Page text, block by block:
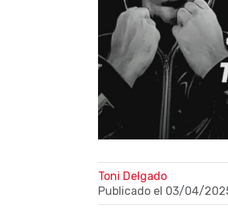
Toni Delgado
Publicado el 03/04/